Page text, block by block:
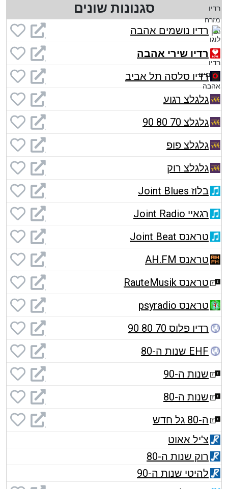
סגנונות שונים
רדיו נושמים אהבה
רדיו שירי אהבה
רדיו סלסה תל אביב
גלגלצ רגוע
גלגלצ 70 80 90
גלגלצ פופ
גלגלצ רוק
בלוז Joint Blues
רגאיי Joint Radio
טראנס Joint Beat
טראנס AH.FM
טראנס RauteMusik
טראנס psyradio
רדיו פלוס 70 80 90
EHF שנות ה-80
שנות ה-90
שנות ה-80
ה-80 גל חדש
צ'יל אאוט
רוק שנות ה-80
להיטי שנות ה-90